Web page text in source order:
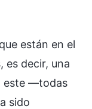
están en el
es decir, una
este —todas
sido